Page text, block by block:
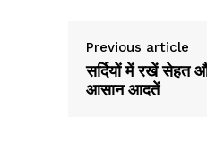
Previous article
सर्दियों में रखें सेहत
आसान आदतें